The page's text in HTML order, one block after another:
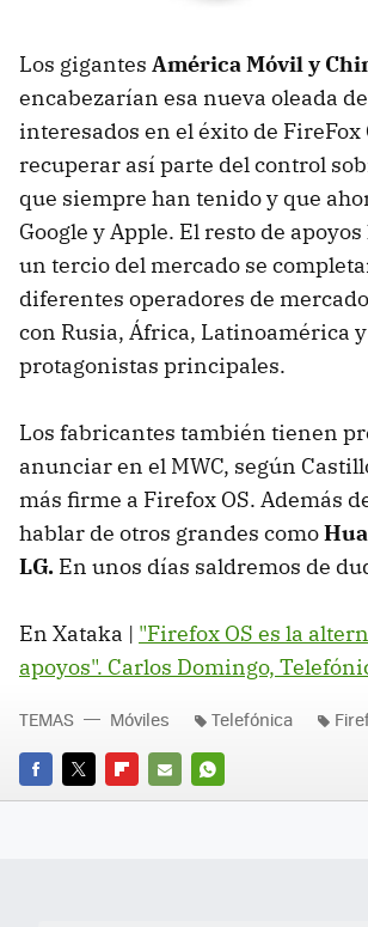
Los gigantes América Móvil y
encabezarían esa nueva oleada
interesados en el éxito de FireFox
recuperar así parte del control
que siempre han tenido y que
Google y Apple. El resto de
un tercio del mercado se
diferentes operadores de
con Rusia, África, Latinoamérica
protagonistas principales.
Los fabricantes también tienen
anunciar en el MWC, según
más firme a Firefox OS. Además
hablar de otros grandes como
LG. En unos días saldremos de
En Xataka | "Firefox OS es la
apoyos". Carlos Domingo,
FACEBOOK
TWITTERFLIPBOARD
E-
WHATSAPP
TEMAS Móviles Telefónica